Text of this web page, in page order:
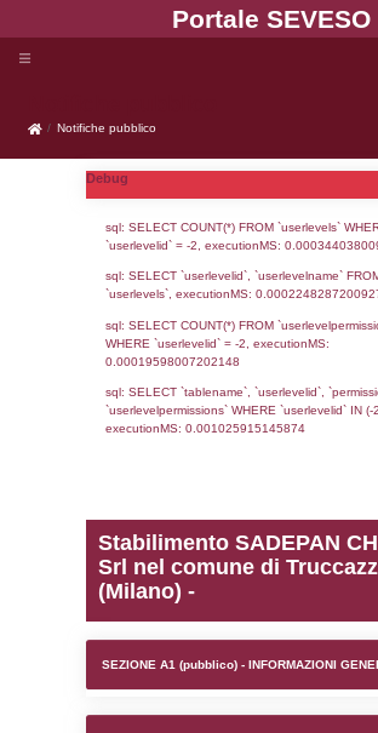
Notifiche pubblico
Notifiche pubblico
Debug
sql: SELECT COUNT(*)
sql: SELECT
0.00019598007202148
sql: SELECT
executionMS: